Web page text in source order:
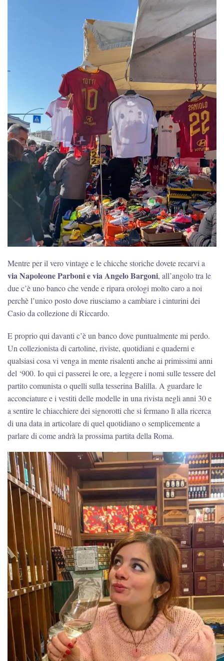
Mentre per il vero vintage e le chicche storiche dovete recarvi a
via Napoleone Parboni e via Angelo Bargoni, all’angolo tra le
due c’è uno banco che vende e ripara orologi molto caro a noi
perchè l’unico posto dove riusciamo a cambiare i cinturini dei
Casio da collezione di Riccardo.
E proprio qui davanti c’è un banco dove puntualmente mi perdo.
Un collezionista di cartoline, riviste, quotidiani e quaderni e
qualsiasi cosa vi venga in mente risalenti anche ai primissimi anni
del ‘900. Io qui ci passerei le ore, a leggere i nomi sulle tessere del
partito comunista o quelli sulla tesserina Balilla. A guardare le
acconciature e i vestiti delle modelle in una rivista negli anni 30 e
a sentire le chiacchiere dei signorotti che si fermano lì alla ricerca
di una data in articolare di quel quotidiano o semplicemente a
parlare di come andrà la prossima partita della Roma.